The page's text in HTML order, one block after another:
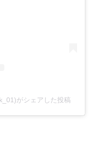
がシェアした投稿